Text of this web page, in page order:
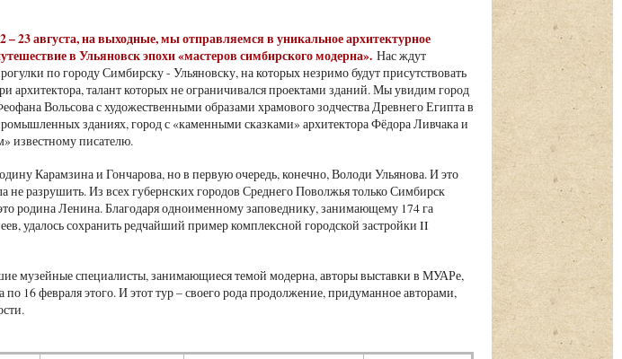
– 23 августа, на выходные, мы отправляемся в уникальное архитектурное
в Ульяновск эпохи «мастеров симбирского модерна». Нас ждут
по городу Симбирску - Ульяновску, на которых незримо будут присутствовать
архитектора, талант которых не ограничивался проектами зданий. Мы увидим город
Вольсова с художественными образами храмового зодчества Древнего Египта в
зданиях, город с «каменными сказками» архитектора Фёдора Ливчака и
известному писателю.
Карамзина и Гончарова, но в первую очередь, конечно, Володи Ульянова. И это
не разрушить. Из всех губернских городов Среднего Поволжья только Симбирск
родина Ленина. Благодаря одноименному заповеднику, занимающему 174 га
удалось сохранить редчайший пример комплексной городской застройки II
музейные специалисты, занимающиеся темой модерна, авторы выставки в МУАРе,
16 февраля этого. И этот тур – своего рода продолжение, придуманное авторами,